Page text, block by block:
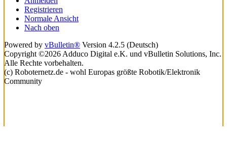
Registrieren
Normale Ansicht
Nach oben
Powered by vBulletin® Version 4.2.5 (Deutsch)
Copyright ©2026 Adduco Digital e.K. und vBulletin Solutions, Inc.
Alle Rechte vorbehalten.
(c) Roboternetz.de - wohl Europas größte Robotik/Elektronik
Community